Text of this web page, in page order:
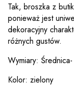
Tak, broszka z
ponieważ jest
dekoracyjny
różnych gustów.
Wymiary:
Kolor: zielony